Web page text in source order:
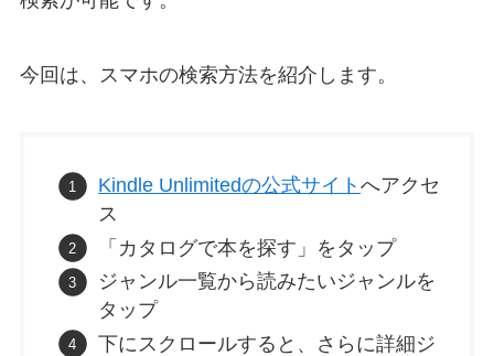
今回は、スマホの検索方法を紹介します。
Kindle Unlimitedの公式サイトへアクセ
ス
「カタログで本を探す」をタップ
ジャンル一覧から読みたいジャンルを
タップ
下にスクロールすると、さらに詳細ジ